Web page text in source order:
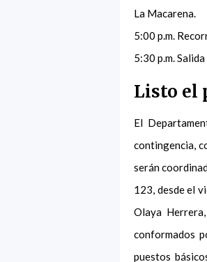
La Macarena.
5:00 p.m.
5:30 p.m.
Listo el
El
contingencia,
serán
123, desde el
Olaya
conformados
puestos